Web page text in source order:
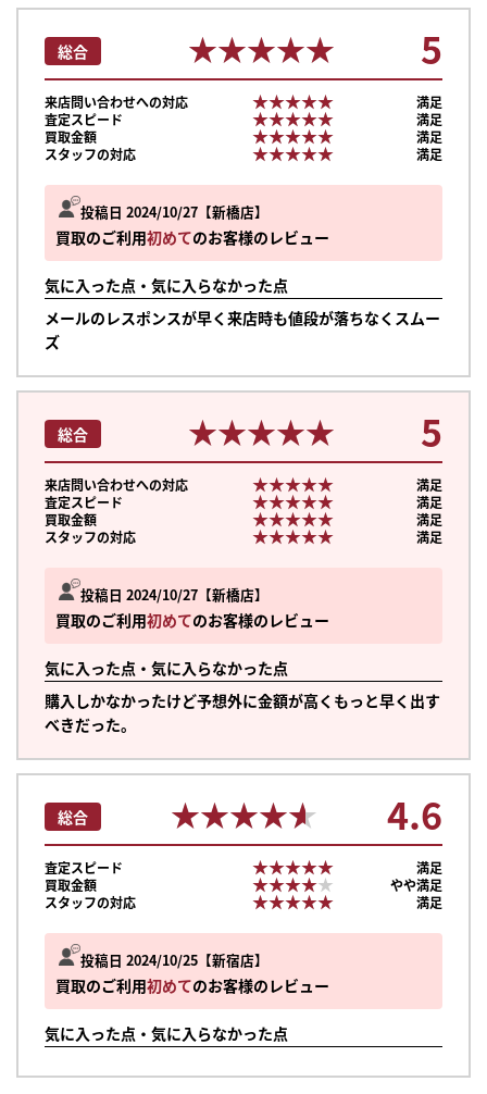
投稿日 2024/10/27 新橋店
買取のご利用初めてのお客様のレビュー
気に入った点・気に入らなかった点
メールのレスポンスが早く来店時も値段が落ちなくスムー
ズ
総合 ★★★★★
★★★★★ 5
来店問い合わせへの対応 ★★★★★
★★★★★
満足
査定スピード
★★★★★
★★★★★
満足
買取金額
★★★★★
★★★★★
満足
スタッフの対応
★★★★★
★★★★★ 満足
投稿日 2024/10/27 新橋店
買取のご利用初めてのお客様のレビュー
気に入った点・気に入らなかった点
購入しかなかったけど予想外に金額が高くもっと早く出す
べきだった。
総合 ★★★★★
★★★★★ 5
来店問い合わせへの対応 ★★★★★
★★★★★
満足
査定スピード
★★★★★
★★★★★
満足
買取金額
★★★★★
★★★★★
満足
スタッフの対応
★★★★★
★★★★★ 満足
投稿日 2024/10/25 新宿店
買取のご利用初めてのお客様のレビュー
気に入った点・気に入らなかった点
総合 ★★★★★
★★★★★ 4.6
査定スピード ★★★★★
★★★★★
満足
買取金額
★★★★★
★★★★★
やや満足
スタッフの対応
★★★★★
★★★★★ 満足
まずは